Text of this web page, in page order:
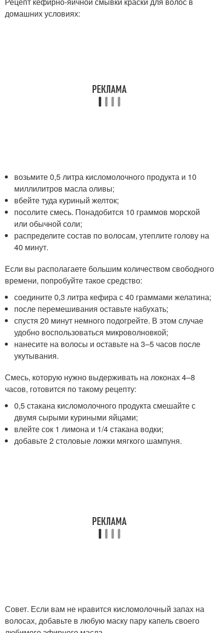
домашних условиях:
возьмите 0,5 литра кисломолочного продукта и 10
миллилитров масла оливы;
вбейте туда куриный желток;
посолите смесь. Понадобится 10 граммов морской
или обычной соли;
распределите состав по волосам, утеплите голову на
40 минут.
Если вы располагаете большим количеством свободного
времени, попробуйте такое средство:
соедините 0,3 литра кефира с 40 граммами желатина;
после перемешивания оставьте набухать;
спустя 20 минут немного подогрейте. В этом случае
удобно воспользоваться микроволновкой;
нанесите на волосы и оставьте на 3–5 часов после
укутывания.
Смесь, которую нужно выдерживать на локонах 4–8
часов, готовится по такому рецепту:
0,5 стакана кисломолочного продукта смешайте с
двумя сырыми куриными яйцами;
влейте сок 1 лимона и 1/4 стакана водки;
добавьте 2 столовые ложки мягкого шампуня.
Совет. Если вам не нравится кисломолочный запах на
волосах, добавьте в любую маску пару капель своего